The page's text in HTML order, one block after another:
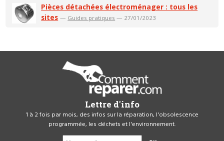
Pièces détachées électroménager : tous les
sites — Guides pratiques — 27/01/2023
Lettre d'info
1 à 2 fois par mois, des infos sur la réparation, l'obsolescence
programmée, les déchets et l'environnement.